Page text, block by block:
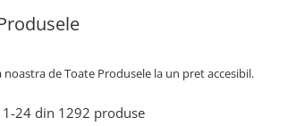
noastra deToate Produsele la un pret accesibil.
1-24 din 1292 produse